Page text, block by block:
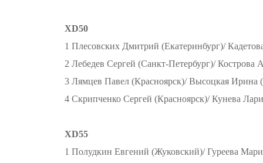
XD50
1 Плесовских Дмитрий (Екатеринбург)/
2 Лебедев Сергей (Санкт-Петербург)/ Кострова
3 Лямцев Павел (Красноярск)/ Высоцкая Ирина
4 Скрипченко Сергей (Красноярск)/ Кунева
XD55
1 Полудкин Евгений (Жуковский)/ Гуреева